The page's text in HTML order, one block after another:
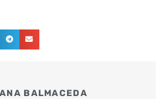
BALMACEDA